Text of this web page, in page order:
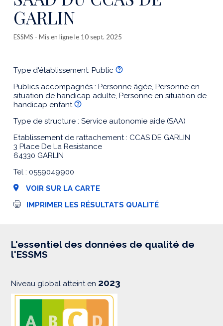
GARLIN
ESSMS - Mis en ligne le 10 sept. 2025
Type d'établissement: Public
Publics accompagnés : Personne âgée, Personne en
situation de handicap adulte, Personne en situation de
handicap enfant
Type de structure : Service autonomie aide (SAA)
Etablissement de rattachement : CCAS DE GARLIN
3 Place De La Resistance
64330 GARLIN
Tel : 0559049900
VOIR SUR LA CARTE
I
s
i
IMPRIMER LES RÉSULTATS QUALITÉ
L'essentiel des données de qualité de
l'ESSMS
Niveau global atteint en 2023